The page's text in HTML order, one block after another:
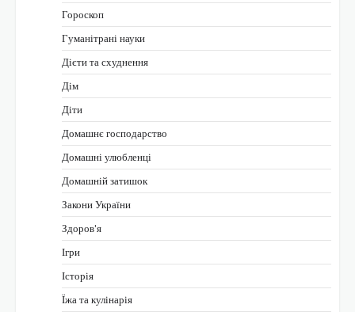
Гороскоп
Гуманітрані науки
Дієти та схуднення
Дім
Діти
Домашнє господарство
Домашні улюбленці
Домашній затишок
Закони України
Здоров'я
Ігри
Історія
Їжа та кулінарія